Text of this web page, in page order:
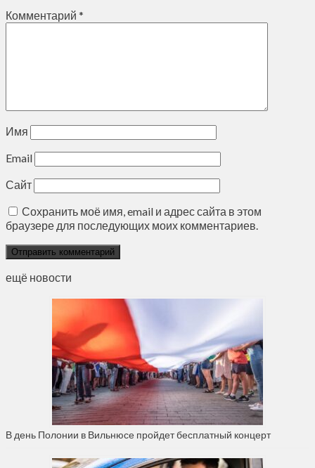
Комментарий *
Имя
Email
Сайт
Сохранить моё имя, email и адрес сайта в этом
браузере для последующих моих комментариев.
ещё новости
В день Полонии в Вильнюсе пройдет бесплатный концерт